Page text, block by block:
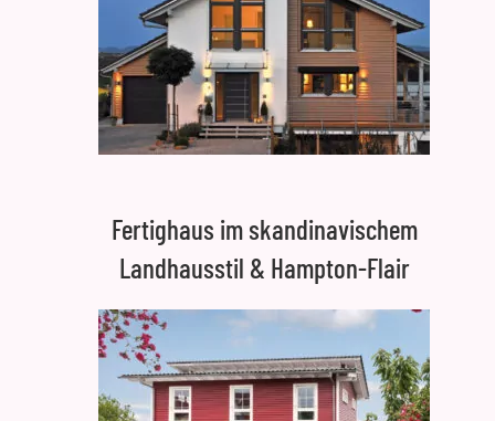
Fertighaus im skandinavischem
Landhausstil & Hampton-Flair